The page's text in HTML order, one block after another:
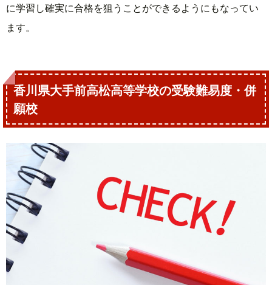
に学習し確実に合格を狙うことができるようにもなってい
ます。
香川県大手前高松高等学校の受験難易度・併
願校